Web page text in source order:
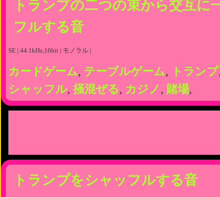
トランプの二つの束から交互に
フルする音
SE | 44.1kHz,16bit | モノラル |
カードゲーム, テーブルゲーム, トランプ
シャッフル, 掻混ぜる, カジノ , 賭場,
トランプをシャッフルする音